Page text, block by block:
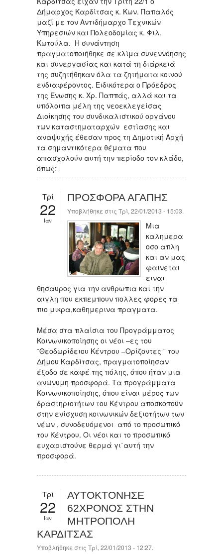
Δήμαρχος Καρδίτσας κ. Κων. Παπαλός
μαζί με τον Αντιδήμαρχο Τεχνικών
Υπηρεσιών και Πολεοδομίας κ. Φιλ.
Κωτούλα. Η συνάντηση
πραγματοποιήθηκε σε κλίμα συνεννόησης
και συνεργασίας και κατά τη διάρκειά
της συζητήθηκαν όλα τα ζητήματα κοινού
ενδιαφέροντος. Ειδικότερα ο Πρόεδρος
της Ένωσης κ. Χρ. Παππάς, αλλά και τα
υπόλοιπα μέλη της νεοεκλεγείσας
Διοίκησης του συνδικαλιστικού οργάνου
των καταστηματαρχών εστίασης και
αναψυχής έθεσαν προς τη Δημοτική Αρχή
τα σημαντικότερα θέματα που
απασχολούν αυτή την περίοδο τον κλάδο,
όπως:
Τρί
22
Ιαν
ΠΡΟΣΦΟΡΑ ΑΓΑΠΗΣ
Υποβλήθηκε στις Τρί, 22/01/2013 - 15:03.
Μια
καλημερα
οσο απλη
και αν μας
φαινεται
ειναι
θησαυρος για την ανθρωπια και την
αιγλη που εκπεμπουν πολλες φορες τα
πιο μικρα,καθημερινα πραγματα.
Μέσα στα πλαίσια του Προγράμματος
Κοινωνικοποίησης οι νέοι –ες του
¨Θεοδωρίδειου Κέντρου –Ορίζοντες ¨ του
Δήμου Καρδίτσας, πραγματοποίησαν
έξοδο σε καφέ της πόλης, όπου ήταν μια
ανώνυμη προσφορά. Τα προγράμματα
Κοινωνικοποίησης, όπου είναι μέρος των
δραστηριοτήτων του Κέντρου αποσκοπούν
στην ενίσχυση κοινωνικών δεξιοτήτων των
νέων , συνοδευόμενοι από το προσωπικό
του Κέντρου. Οι νέοι και το προσωπικό
ευχαριστούνε θερμά γι΄αυτή την
προσφορά.
Τρί
22
Ιαν
ΑΥΤΟΚΤΟΝΗΣΕ
62ΧΡΟΝΟΣ ΣΤΗΝ
ΜΗΤΡΟΠΟΛΗ
ΚΑΡΔΙΤΣΑΣ
Υποβλήθηκε στις Τρί, 22/01/2013 - 12:27.